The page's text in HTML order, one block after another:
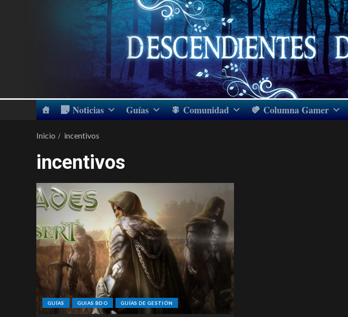
Noticias Guías Comunidad Columna Gamer
Inicio incentivos
incentivos
GUÍAS GUIAS BDO GUÍAS DE GESTIÓN